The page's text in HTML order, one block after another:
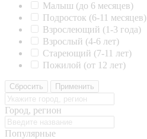
Малыш (до 6 месяцев)
Подросток (6-11 месяцев)
Взрослеющий (1-3 года)
Взрослый (4-6 лет)
Стареющий (7-11 лет)
Пожилой (от 12 лет)
Сбросить Применить
Город, регион
Популярные